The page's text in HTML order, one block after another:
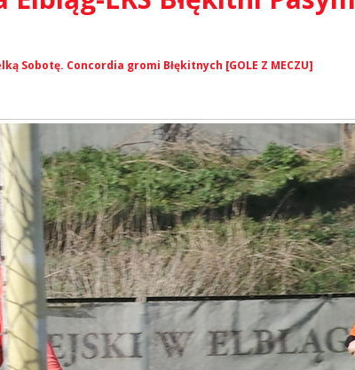
Sobotę. Concordia gromi Błękitnych [GOLE Z MECZU]